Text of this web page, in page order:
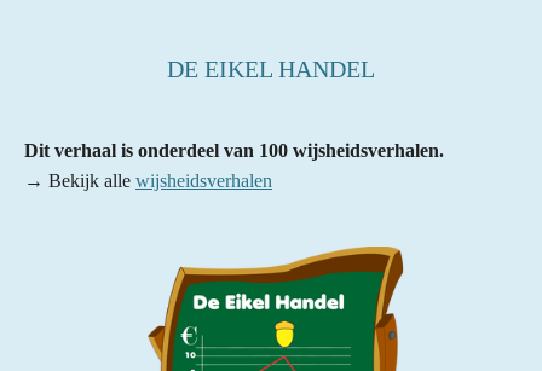
DE EIKEL HANDEL
Dit verhaal is onderdeel van 100 wijsheidsverhalen.
→ Bekijk alle wijsheidsverhalen